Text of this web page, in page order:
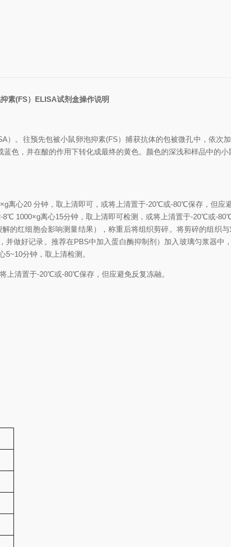
素(FS） ELISA试剂盒操作说明
）。往预先包被小鼠卵泡抑素(FS）捕获抗体的包被微孔中，依次
色，并在酸的作用下转化成最终的黄色。颜色的深浅和样品中的小
离心20 分钟，取上清即可，或将上清置于-20℃或-80℃保存，但应避
1000×g离心15分钟，取上清即可检测，或将上清置于-20℃或-
的红细胞会影响测量结果），称重后将组织剪碎。将剪碎的组织与
做好记录。推荐在PBS中加入蛋白酶抑制剂）加入玻璃匀浆器中
分钟，取上清检测。
上清置于-20℃或-80℃保存，但应避免反复冻融。